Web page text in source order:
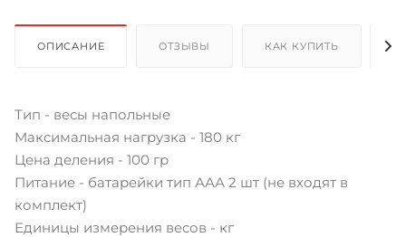
ОПИСАНИЕ ОТЗЫВЫ КАК КУПИТЬ
Тип - весы напольные
Максимальная нагрузка - 180 кг
Цена деления - 100 гр
Питание - батарейки тип ААА 2 шт (не входят в
комплект)
Единицы измерения весов - кг